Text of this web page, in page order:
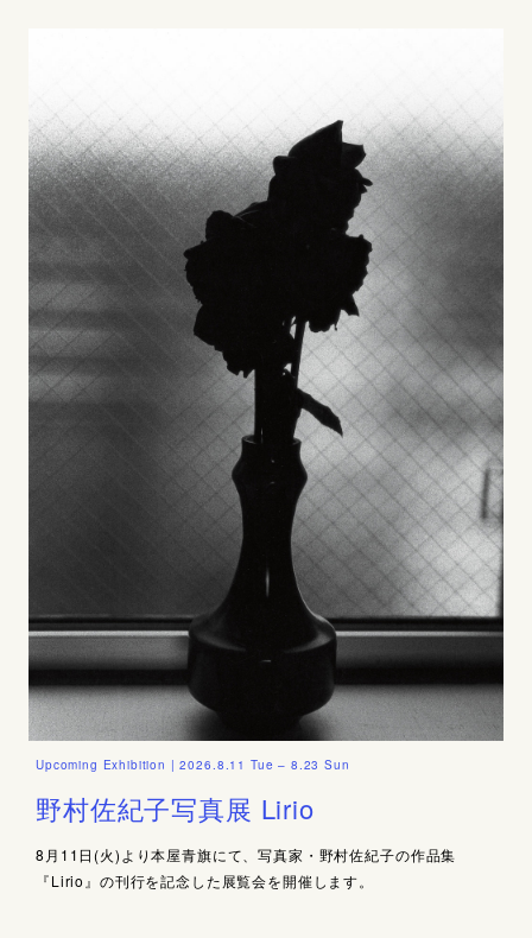
Upcoming Exhibition | 2026.8.11 Tue – 8.23 Sun
野村佐紀子写真展 Lirio
8月11日(火)より本屋青旗にて、写真家・野村佐紀子の作品集
『Lirio』の刊行を記念した展覧会を開催します。